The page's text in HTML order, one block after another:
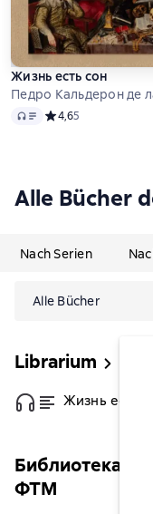
Жизнь есть сон
Педро Кальдерон де
Audio Средний рейтинг
4,65
Alle Bücher
Nach Serien
Alle Bücher
Librarium
Жизнь есть
Библиотека
ФТМ